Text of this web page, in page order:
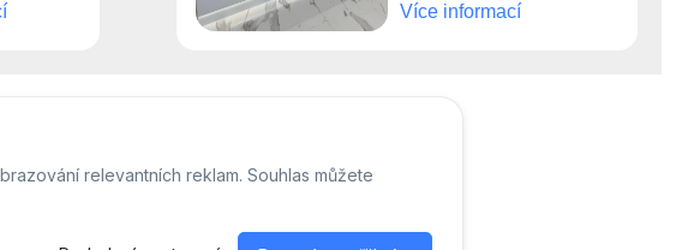
relevantních reklam. Souhlas můžete
Více informací